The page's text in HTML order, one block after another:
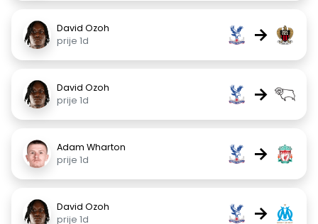
David Ozoh
prije 1d
→
David Ozoh
prije 1d
→
Adam Wharton
prije 1d
→
David Ozoh
prije 1d
→